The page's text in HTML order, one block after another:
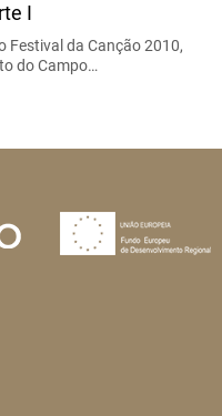
I
Festival da Canção 2010,
do Campo…